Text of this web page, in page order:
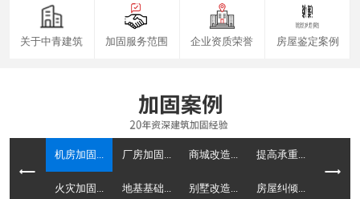
关于中青建筑 加固服务范围 企业资质荣誉 房屋鉴定案例
机房加固... 厂房加固... 商城改造... 提高承重...
火灾加固... 地基基础... 别墅改造... 房屋纠倾...